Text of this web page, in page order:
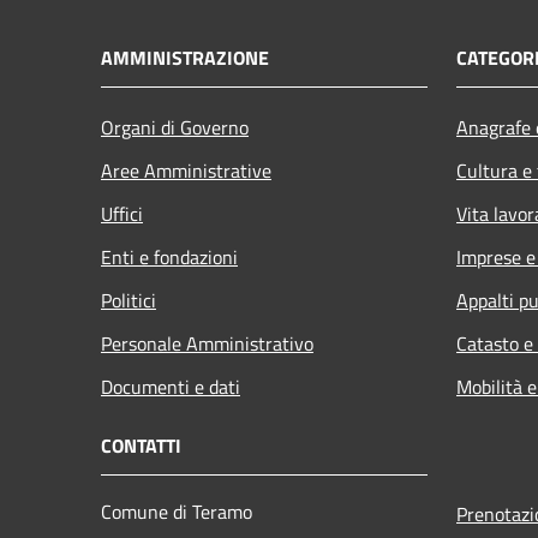
AMMINISTRAZIONE
Organi di Governo
Aree Amministrative
Uffici
Enti e fondazioni
Politici
Personale Amministrativo
Documenti e dati
Cultura
Vita
Imprese
Appalti
Catasto
Mobilità
CONTATTI
Comune di Teramo